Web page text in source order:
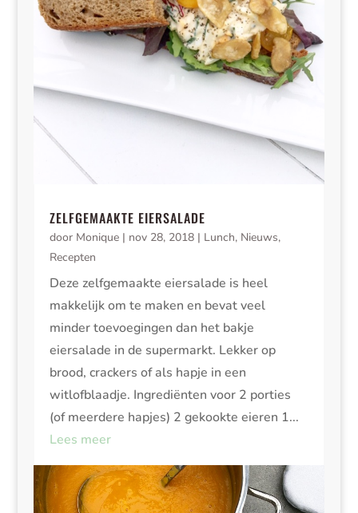
ZELFGEMAAKTE EIERSALADE
door Monique| nov 28, 2018| Lunch, Nieuws,
Recepten
Deze zelfgemaakte eiersalade is heel
makkelijk om te maken en bevat veel
minder toevoegingen dan het bakje
eiersalade in de supermarkt. Lekker op
brood, crackers of als hapje in een
witlofblaadje. Ingrediënten voor 2 porties
(of meerdere hapjes) 2 gekookte eieren 1...
Lees meer